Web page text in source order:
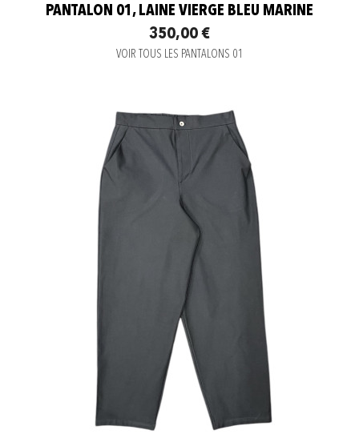
PANTALON 01, LAINE VIERGE BLEU MARINE
350,00 €
VOIR TOUS LES PANTALONS 01